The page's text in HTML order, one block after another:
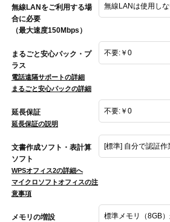
無線LANをご利用する場
合に必要
（最大速度150Mbps）
まるごと安心パック・プ
ラス
電話遠隔サポートの詳細
まるごと安心パックの詳細
延長保証
延長保証の説明
文書作成ソフト・表計算
ソフト
WPSオフィス2の詳細へ
マイクロソフトオフィスの注
意事項
メモリの増設